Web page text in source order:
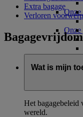
Onze
Extra bagage
Verloren
Bagagevrijdom
Wat is mijn
Het bagagebeleid
wereld.